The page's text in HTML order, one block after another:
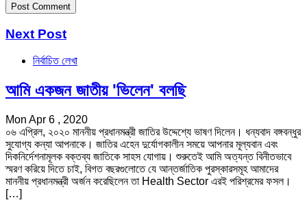
Next Post
নির্বাচিত লেখা
আমি একজন জাতীয় 'ভিলেন' বলছি
Mon Apr 6 , 2020
০৬ এপ্রিল, ২০২০ মাননীয় প্রধানমন্ত্রী জাতির উদ্দেশ্যে ভাষণ দিলেন। ধন্যবাদ বঙ্গবন্ধুর
সুযোগ্য কন্যা আপনাকে। জাতির এহেন দুর্যোগকালীন সময়ে আপনার মূল্যবান এবং
দিকনির্দেশনামূলক বক্তব্য জাতিকে সাহস যোগায়। শুরুতেই আমি অত্যন্ত বিনীতভাবে
স্মরণ করিয়ে দিতে চাই, বিগত বছরগুলোতে যে আন্তর্জাতিক পুরস্কারসমূহ আমাদের
মাননীয় প্রধানমন্ত্রী অর্জন করেছিলেন তা Health Sector এরই পরিশ্রমের ফসল।
[…]